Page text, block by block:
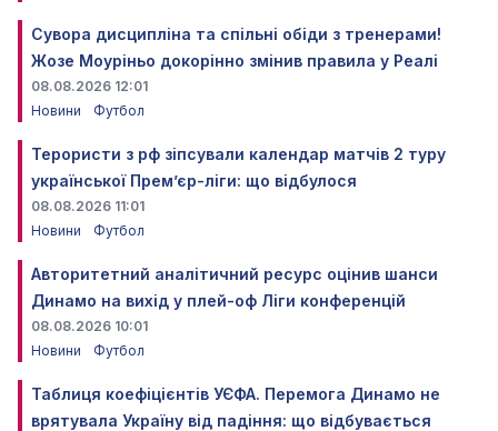
Сувора дисципліна та спільні обіди з тренерами!
Жозе Моуріньо докорінно змінив правила у Реалі
08.08.2026 12:01
Новини
Футбол
Терористи з рф зіпсували календар матчів 2 туру
української Прем’єр-ліги: що відбулося
08.08.2026 11:01
Новини
Футбол
Авторитетний аналітичний ресурс оцінив шанси
Динамо на вихід у плей-оф Ліги конференцій
08.08.2026 10:01
Новини
Футбол
Таблиця коефіцієнтів УЄФА. Перемога Динамо не
врятувала Україну від падіння: що відбувається